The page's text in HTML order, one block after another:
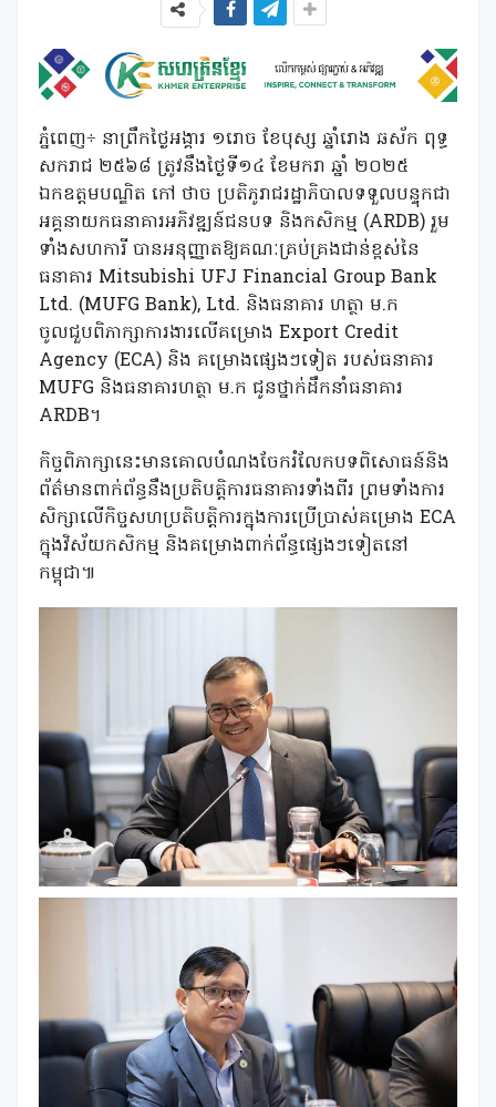
ភ្នំពេញ÷ នាព្រឹកថ្ងៃអង្គារ ១រោច ខែបុស្ស ឆ្នាំរោង ឆស័ក ពុទ្ធ
សករាជ ២៥៦៨ ត្រូវនឹងថ្ងៃទី១៤ ខែមករា ឆ្នាំ ២០២៥
ឯកឧត្ដមបណ្ឌិត កៅ ថាច ប្រតិភូរាជរដ្ឋាភិបាលទទួលបន្ទុកជា
អគ្គនាយកធនាគារអភិវឌ្ឍន៍ជនបទ និងកសិកម្ម (ARDB) រួម
ទាំងសហការី បានអនុញ្ញាតឱ្យគណៈគ្រប់គ្រងជាន់ខ្ពស់នៃ
ធនាគារ Mitsubishi UFJ Financial Group Bank
Ltd. (MUFG Bank), Ltd. និងធនាគារ ហត្ថា ម.ក
ចូលជួបពិភាក្សាការងារលើគម្រោង Export Credit
Agency (ECA) និង គម្រោងផ្សេងៗទៀត របស់ធនាគារ
MUFG និងធនាគារហត្ថា ម.ក ជូនថ្នាក់ដឹកនាំធនាគារ
ARDB។
កិច្ចពិភាក្សានេះមានគោលបំណងចែករំលែកបទពិសោធន៍និង
ព័ត៌មានពាក់ព័ន្ធនឹងប្រតិបត្តិការធនាគារទាំងពីរ ព្រមទាំងការ
សិក្សាលើកិច្ចសហប្រតិបត្តិការក្នុងការប្រើប្រាស់គម្រោង ECA
ក្នុងវិស័យកសិកម្ម និងគម្រោងពាក់ព័ន្ធផ្សេងៗទៀតនៅ
កម្ពុជា៕